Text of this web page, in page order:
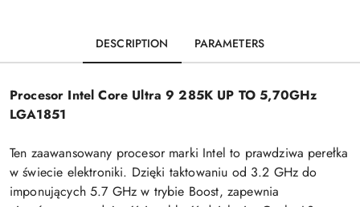
DESCRIPTION PARAMETERS
Procesor Intel Core Ultra 9 285K UP TO 5,70GHz
LGA1851
Ten zaawansowany procesor marki Intel to prawdziwa perełka
w świecie elektroniki. Dzięki taktowaniu od 3.2 GHz do
imponujących 5.7 GHz w trybie Boost, zapewnia